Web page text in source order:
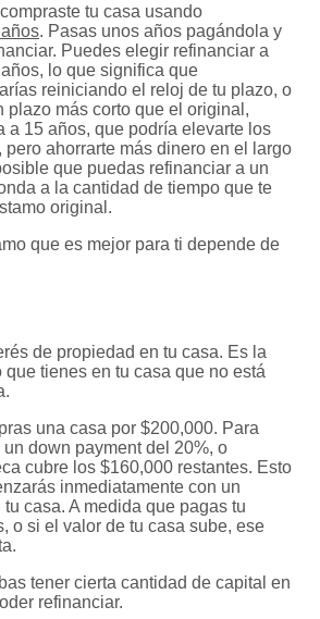
tu casa usando
. Pasas unos años pagándola y
Puedes elegir refinanciar a
lo que significa que
reiniciando el reloj de tu plazo, o
plazo más corto que el original,
a 15 años, que podría elevarte los
pero ahorrarte más dinero en el largo
que puedas refinanciar a un
a la cantidad de tiempo que te
original.
que es mejor para ti depende de
de propiedad en tu casa. Es la
tienes en tu casa que no está
una casa por $200,000. Para
down payment del 20%, o
cubre los $160,000 restantes. Esto
inmediatamente con un
casa. A medida que pagas tu
o si el valor de tu casa sube, ese
tener cierta cantidad de capital en
refinanciar.